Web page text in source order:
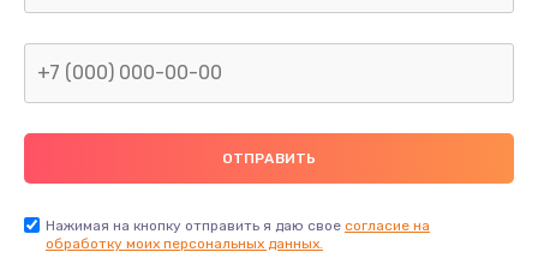
Ремонт капиллярной трубки
400 руб.
Заказать
Нажимая на кнопку отправить я даю свое согласие на
обработку моих персональных данных.